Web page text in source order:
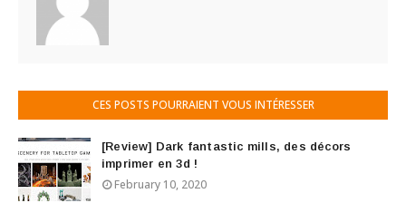
CES POSTS POURRAIENT VOUS INTÉRESSER
[Review] Dark fantastic mills, des décors
imprimer en 3d !
February 10, 2020